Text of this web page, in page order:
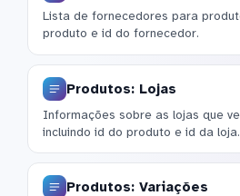
Lista de fornecedores para
produto e id do fornecedor.
Produtos: Lojas
Informações sobre as lojas que
incluindo id do produto e id da loja.
Produtos: Variações